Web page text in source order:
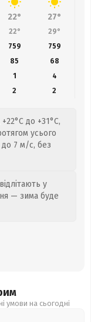
22° 27°
22° 29°
759 759
85 68
1
4
2 2
до +31°C,
усього
7 м/с, без
у
— зима буде
умови на сьогодні